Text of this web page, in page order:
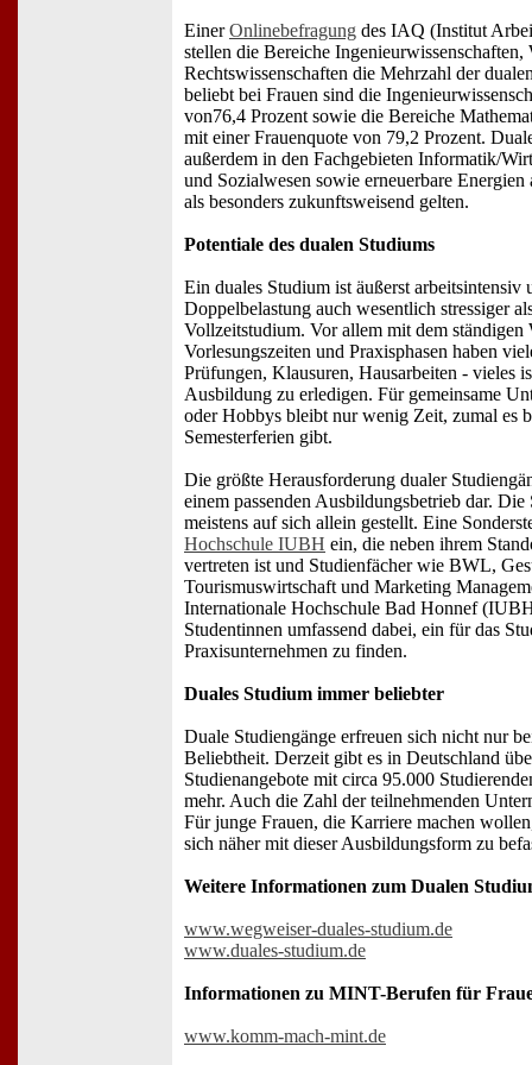
EinerOnlinebefragung des IAQ (Institut
stellen die Bereiche
Rechtswissenschaften die Mehrzahl der
beliebt bei Frauen sind die
von76,4 Prozent sowie die Bereiche
mit einer Frauenquote von 79,2 Prozent.
außerdem in den Fachgebieten Informatik/
und Sozialwesen sowie erneuerbare
als besonders zukunftsweisend gelten.
Potentiale des dualen Studiums
Ein duales Studium ist äußerst arbeitsintensiv
Doppelbelastung auch wesentlich stressiger
Vollzeitstudium. Vor allem mit dem ständigen
Vorlesungszeiten und Praxisphasen haben
Prüfungen, Klausuren, Hausarbeiten - vieles
Ausbildung zu erledigen. Für gemeinsame
oder Hobbys bleibt nur wenig Zeit, zumal es
Semesterferien gibt.
Die größte Herausforderung dualer
einem passenden Ausbildungsbetrieb dar.
meistens auf sich allein gestellt. Eine
Hochschule IUBH ein, die neben ihrem
vertreten ist und Studienfächer wie BWL,
Tourismuswirtschaft und Marketing
Internationale Hochschule Bad Honnef
Studentinnen umfassend dabei, ein für das
Praxisunternehmen zu finden.
Duales Studium immer beliebter
Duale Studiengänge erfreuen sich nicht nur
Beliebtheit. Derzeit gibt es in Deutschland
Studienangebote mit circa 95.000
mehr. Auch die Zahl der teilnehmenden
Für junge Frauen, die Karriere machen
sich näher mit dieser Ausbildungsform zu
Weitere Informationen zum Dualen
www.wegweiser-duales-studium.de
www.duales-studium.de
Informationen zu MINT-Berufen für
www.komm-mach-mint.de